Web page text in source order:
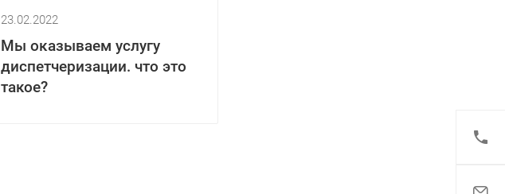
23.02.2022
Мы оказываем услугу
диспетчеризации. что это
такое?